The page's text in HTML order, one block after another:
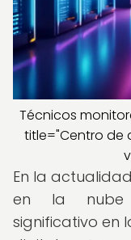
Técnicos
title="Centro de
En la
en la nube
significativo en